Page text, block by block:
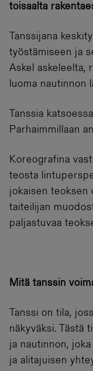
toisaalta
Tanssijana
työstämiseen ja
Askel askeleelta,
luoma nautinnon
Tanssia
Parhaimmillaan
Koreografina
teosta
jokaisen teoksen
taiteilijan
paljastuvaa
Mitä tanssin
Tanssi on tila,
näkyväksi. Tästä
ja nautinnon,
ja alitajuisen